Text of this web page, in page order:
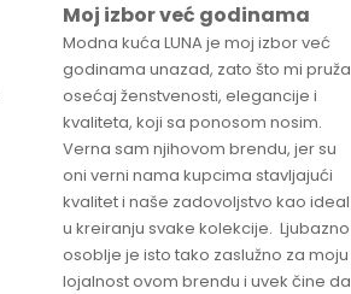
Moj izbor već godinama
Modna kuća LUNA je moj izbor već
godinama unazad, zato što mi pruža
osećaj ženstvenosti, elegancije i
kvaliteta, koji sa ponosom nosim.
Verna sam njihovom brendu, jer su
oni verni nama kupcima stavljajući
kvalitet i naše zadovoljstvo kao ideal
u kreiranju svake kolekcije. Ljubazno
osoblje je isto tako zaslužno za moju
lojalnost ovom brendu i uvek čine da